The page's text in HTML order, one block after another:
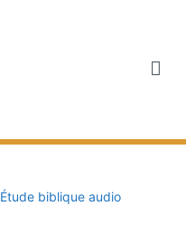
Étude biblique audio